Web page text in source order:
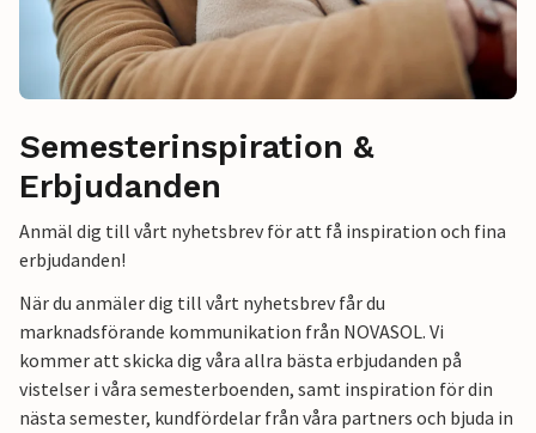
Semesterinspiration &
Erbjudanden
Anmäl dig till vårt nyhetsbrev för att få inspiration och fina
erbjudanden!
När du anmäler dig till vårt nyhetsbrev får du
marknadsförande kommunikation från NOVASOL. Vi
kommer att skicka dig våra allra bästa erbjudanden på
vistelser i våra semesterboenden, samt inspiration för din
nästa semester, kundfördelar från våra partners och bjuda in